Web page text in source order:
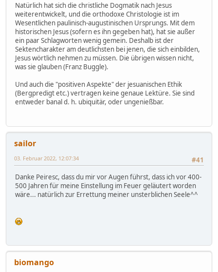
Natürlich hat sich die christliche Dogmatik nach Jesus
weiterentwickelt, und die orthodoxe Christologie ist im
Wesentlichen paulinisch-augustinischen Ursprungs. Mit dem
historischen Jesus (sofern es ihn gegeben hat), hat sie außer
ein paar Schlagworten wenig gemein. Deshalb ist der
Sektencharakter am deutlichsten bei jenen, die sich einbilden,
Jesus wörtlich nehmen zu müssen. Die übrigen wissen nicht,
was sie glauben (Franz Buggle).
Und auch die "positiven Aspekte" der jesuanischen Ethik
(Bergpredigt etc.) vertragen keine genaue Lektüre. Sie sind
entweder banal d. h. ubiquitär, oder ungenießbar.
sailor
#41
03. Februar 2022, 12:07:34
Danke Peiresc, dass du mir vor Augen führst, dass ich vor 400-
500 Jahren für meine Einstellung im Feuer geläutert worden
wäre... natürlich zur Errettung meiner unsterblichen Seele^^
biomango